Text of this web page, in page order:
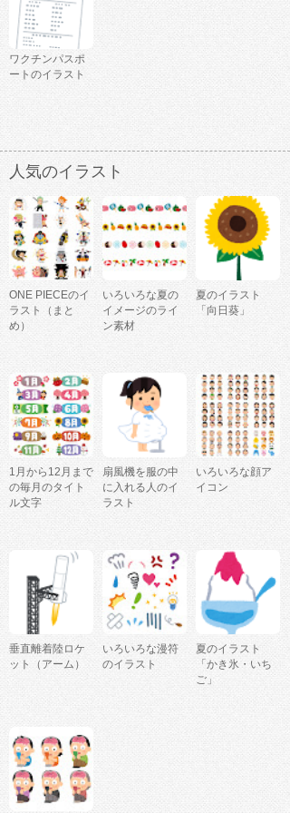
ワクチンパスポ
ートのイラスト
人気のイラスト
ONE PIECEのイ
ラスト（まと
め）
いろいろな夏の
イメージのライ
ン素材
夏のイラスト
「向日葵」
1月から12月まで
の毎月のタイト
ル文字
扇風機を服の中
に入れる人のイ
ラスト
いろいろな顔ア
イコン
垂直離着陸ロケ
ット（アーム）
いろいろな漫符
のイラスト
夏のイラスト
「かき氷・いち
ご」